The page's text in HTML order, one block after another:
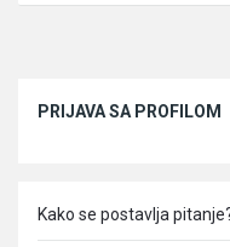
PRIJAVA SA PROFILOM
Kako se postavlja